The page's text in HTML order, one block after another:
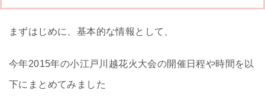
まずはじめに、基本的な情報として、
今年2015年の小江戸川越花火大会の開催日程や時間を以
下にまとめてみました